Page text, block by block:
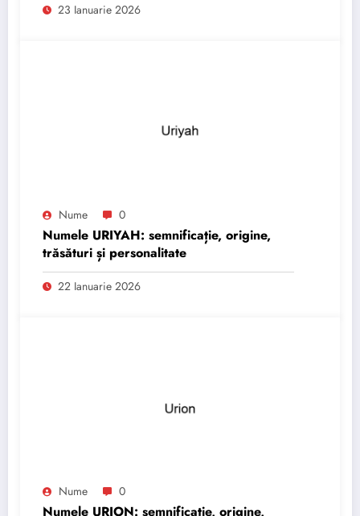
23 Ianuarie 2026
Nume 0
Numele URIYAH: semnificație, origine,
trăsături și personalitate
22 Ianuarie 2026
Nume 0
Numele URION: semnificație, origine,